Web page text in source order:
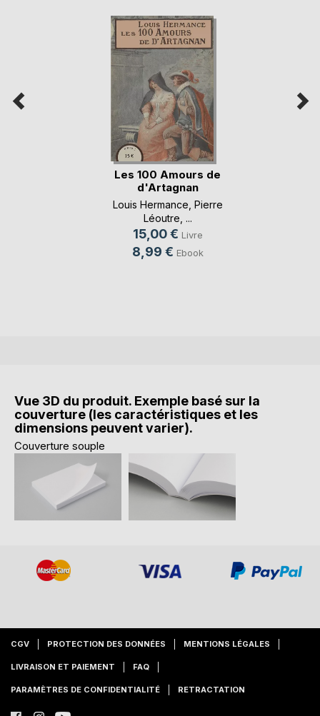
Les 100 Amours de
d'Artagnan
Louis Hermance Pierre
Léoutre , ...
15,00 € Livre
8,99 € Ebook
Vue 3D du produit. Exemple basé sur la
couverture (les caractéristiques et les
dimensions peuvent varier).
Couverture souple
CGV PROTECTION DES DONNÉES MENTIONS LÉGALES
LIVRAISON ET PAIEMENT FAQ
PARAMÈTRES DE CONFIDENTIALITÉ RETRACTATION